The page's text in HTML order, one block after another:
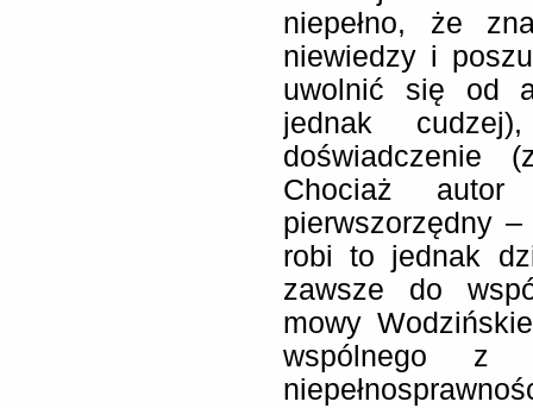
niepełno, że
niewiedzy i
uwolnić się od
jednak
doświadczenie
Chociaż
pierwszorzędny
robi to jednak
zawsze do
mowy
wspólnego z